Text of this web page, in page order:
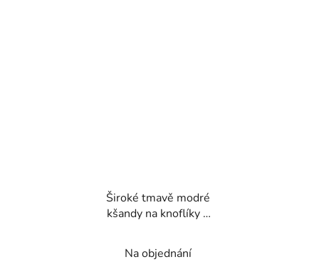
Široké tmavě modré
kšandy na knoflíky –
Na objednání